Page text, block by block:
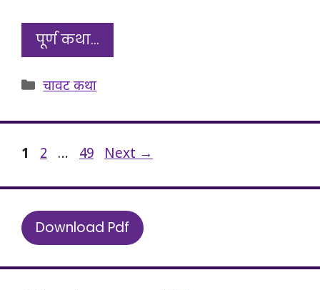
पूर्ण कथा…
Categories
चावट कथा
Page
1 Page
2 … Page
49 Next→
Download Pdf